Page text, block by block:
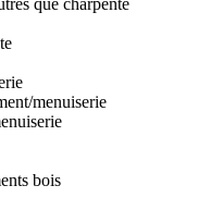
menuiserie
bois